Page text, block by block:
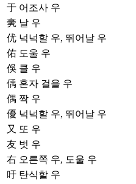
于 어조사 우
亴 날 우
优 넉넉할 우, 뛰어날 우
佑 도울 우
俁 클 우
偊 혼자 걸을 우
偶 짝 우
優 넉넉할 우, 뛰어날 우
又 또 우
友 벗 우
右 오른쪽 우, 도울 우
吁 탄식할 우